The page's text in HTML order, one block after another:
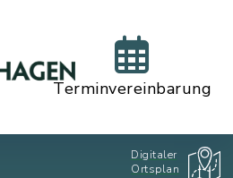
Terminvereinbarung
Digitaler
Ortsplan